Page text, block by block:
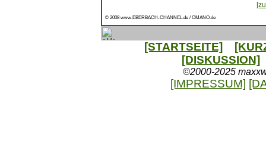
© 2008 www.EBERBACH-CHANNEL.de / OMANO.de
[STARTSEITE]
[DISKUSSION]
©2000-2025
[IMPRESSUM]